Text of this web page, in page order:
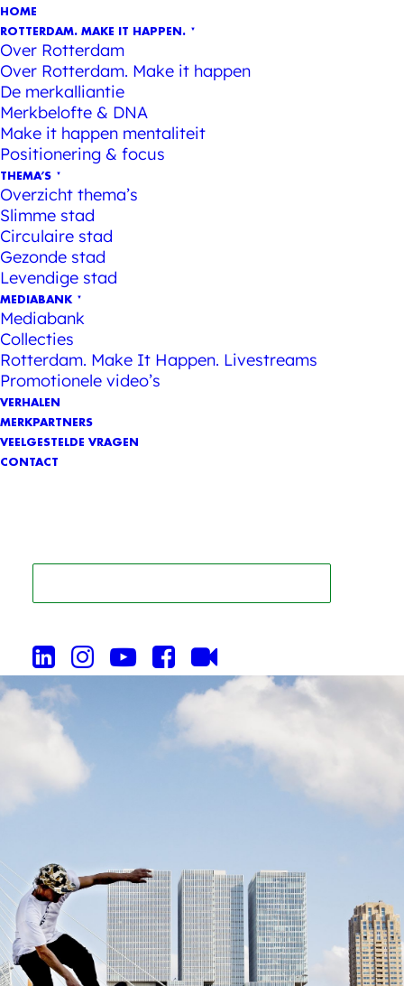
HOME
ROTTERDAM. MAKE IT HAPPEN.
Over Rotterdam
Over Rotterdam. Make it happen
De merkalliantie
Merkbelofte & DNA
Make it happen mentaliteit
Positionering & focus
THEMA’S
Overzicht thema’s
Slimme stad
Circulaire stad
Gezonde stad
Levendige stad
MEDIABANK
Mediabank
Collecties
Rotterdam. Make It Happen. Livestreams
Promotionele video’s
VERHALEN
MERKPARTNERS
VEELGESTELDE VRAGEN
CONTACT